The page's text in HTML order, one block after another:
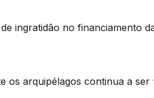
ingratidão no financiamento
arquipélagos continua a ser